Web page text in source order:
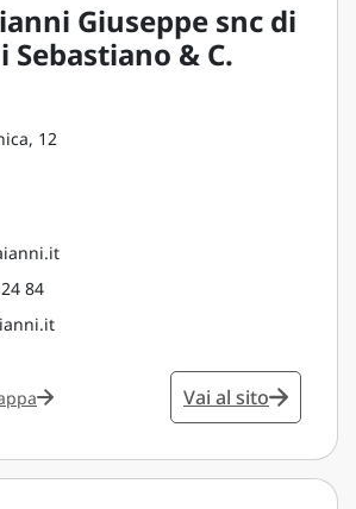
Giuseppe snc di
Sebastiano & C.
12
84
Vai al sito